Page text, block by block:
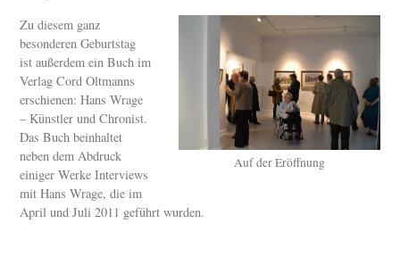
Auf der Eröffnung
Zu diesem ganz
besonderen Geburtstag
ist außerdem ein Buch im
Verlag Cord Oltmanns
erschienen: Hans Wrage
– Künstler und Chronist.
Das Buch beinhaltet
neben dem Abdruck
einiger Werke Interviews
mit Hans Wrage, die im
April und Juli 2011 geführt wurden.